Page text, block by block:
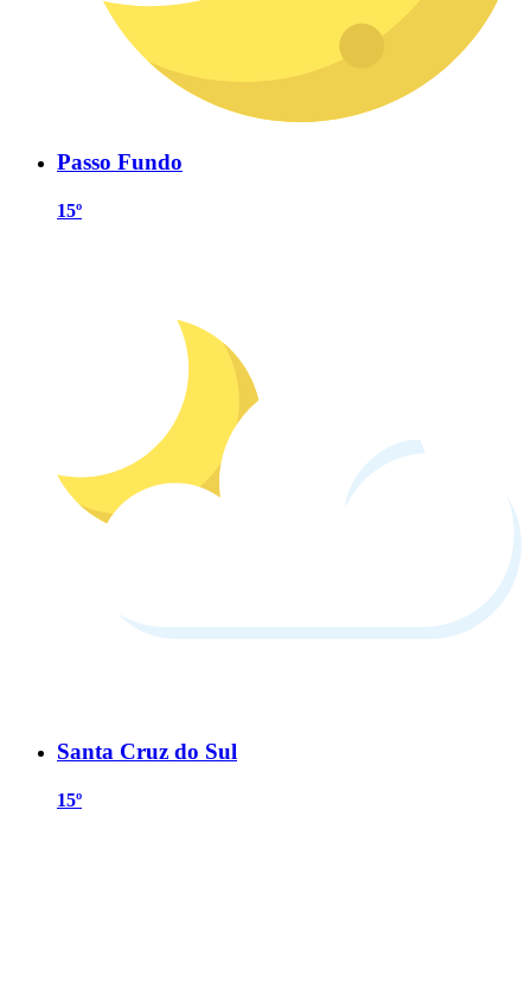
Passo Fundo
15º
Santa Cruz do Sul
15º